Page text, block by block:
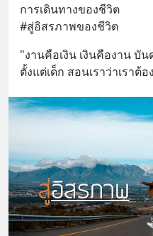
การเดินทางของชีวิต
#สู่อิสรภาพของชีวิต
"งานคือเงิน เงินคืองาน บั
ตั้งแต่เด็ก สอนเราว่าเราต้